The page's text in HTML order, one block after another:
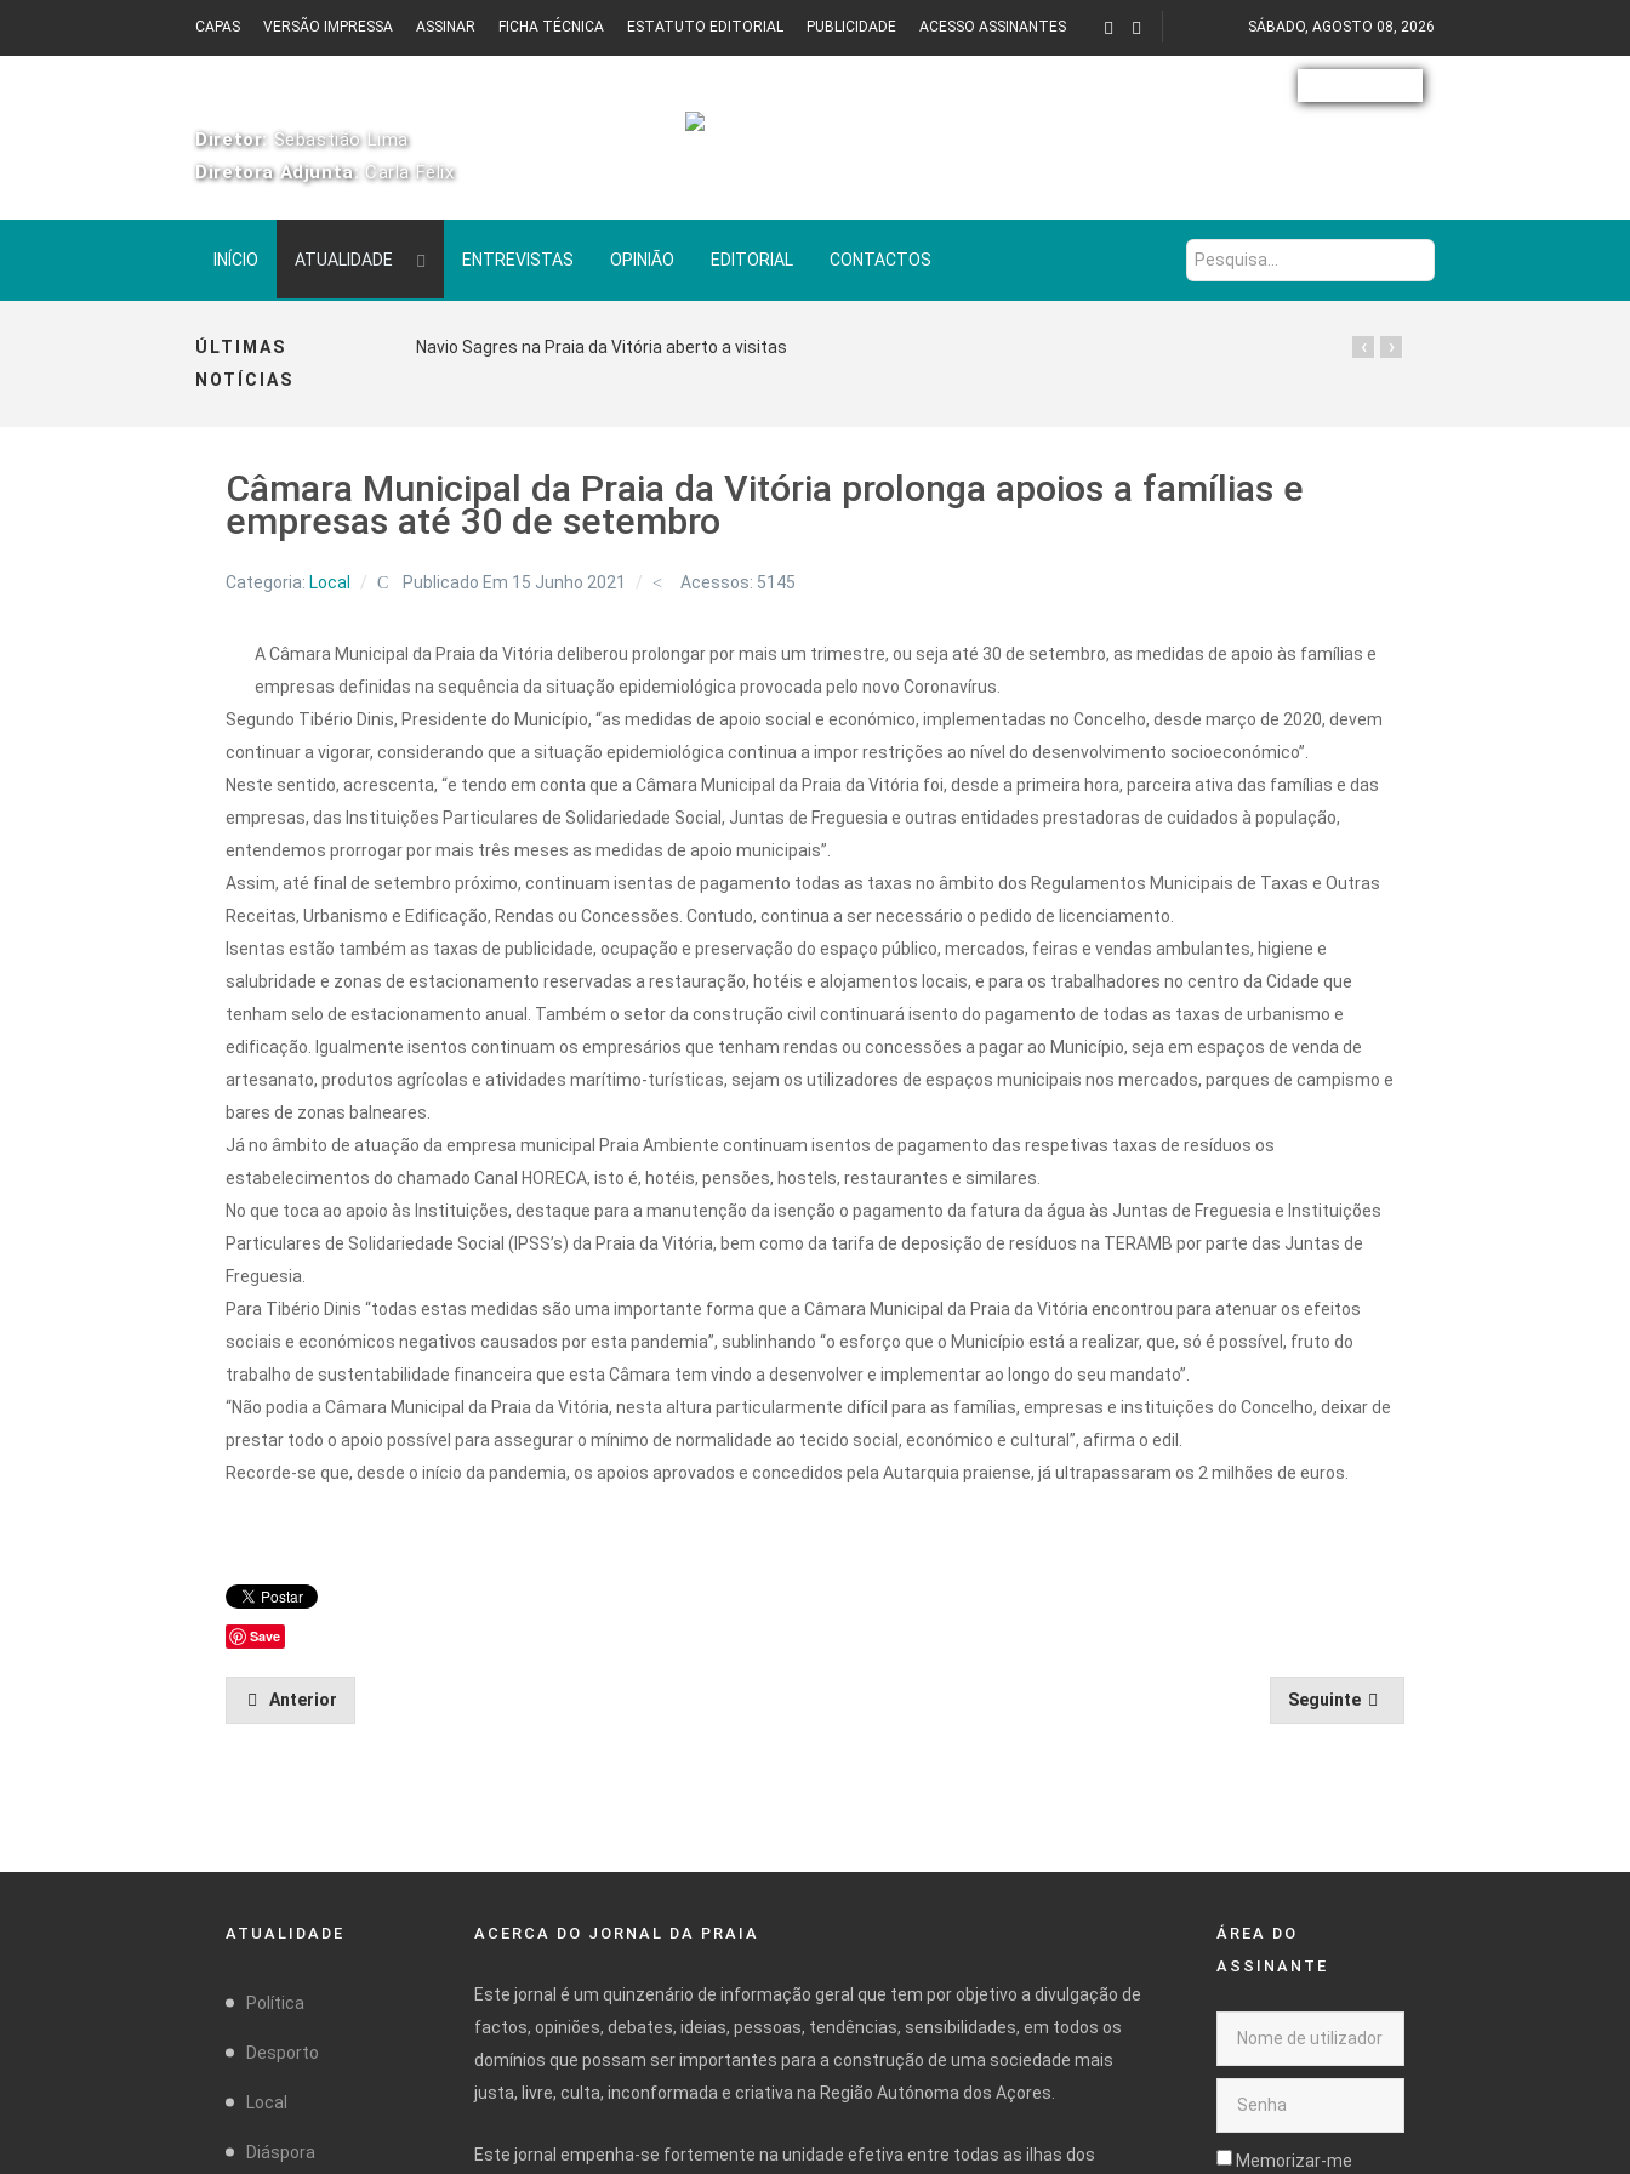
CAPAS VERSÃO IMPRESSA ASSINAR FICHA TÉCNICA ESTATUTO EDITORIAL PUBLICIDADE ACESSO ASSINANTES SÁBADO, AGOSTO 08, 2026
Diretor: Sebastião Lima
Diretora Adjunta:Carla Félix
INÍCIO ATUALIDADE ENTREVISTAS OPINIÃO EDITORIAL CONTACTOS Pesquisa...
ÚLTIMAS
NOTÍCIAS
Navio Sagres na Praia da Vitória aberto a visitas ›
‹
Câmara Municipal da Praia da Vitória prolonga apoios a famílias e
empresas até 30 de setembro
Categoria: Local Publicado Em 15 Junho 2021 Acessos: 5145
A Câmara Municipal da Praia da Vitória deliberou prolongar por mais um trimestre, ou seja até 30 de setembro, as medidas de apoio às famílias e
empresas definidas na sequência da situação epidemiológica provocada pelo novo Coronavírus.
Segundo Tibério Dinis, Presidente do Município, “as medidas de apoio social e económico, implementadas no Concelho, desde março de 2020, devem
continuar a vigorar, considerando que a situação epidemiológica continua a impor restrições ao nível do desenvolvimento socioeconómico”.
Neste sentido, acrescenta, “e tendo em conta que a Câmara Municipal da Praia da Vitória foi, desde a primeira hora, parceira ativa das famílias e das
empresas, das Instituições Particulares de Solidariedade Social, Juntas de Freguesia e outras entidades prestadoras de cuidados à população,
entendemos prorrogar por mais três meses as medidas de apoio municipais”.
Assim, até final de setembro próximo, continuam isentas de pagamento todas as taxas no âmbito dos Regulamentos Municipais de Taxas e Outras
Receitas, Urbanismo e Edificação, Rendas ou Concessões. Contudo, continua a ser necessário o pedido de licenciamento.
Isentas estão também as taxas de publicidade, ocupação e preservação do espaço público, mercados, feiras e vendas ambulantes, higiene e
salubridade e zonas de estacionamento reservadas a restauração, hotéis e alojamentos locais, e para os trabalhadores no centro da Cidade que
tenham selo de estacionamento anual. Também o setor da construção civil continuará isento do pagamento de todas as taxas de urbanismo e
edificação. Igualmente isentos continuam os empresários que tenham rendas ou concessões a pagar ao Município, seja em espaços de venda de
artesanato, produtos agrícolas e atividades marítimo-turísticas, sejam os utilizadores de espaços municipais nos mercados, parques de campismo e
bares de zonas balneares.
Já no âmbito de atuação da empresa municipal Praia Ambiente continuam isentos de pagamento das respetivas taxas de resíduos os
estabelecimentos do chamado Canal HORECA, isto é, hotéis, pensões, hostels, restaurantes e similares.
No que toca ao apoio às Instituições, destaque para a manutenção da isenção o pagamento da fatura da água às Juntas de Freguesia e Instituições
Particulares de Solidariedade Social (IPSS’s) da Praia da Vitória, bem como da tarifa de deposição de resíduos na TERAMB por parte das Juntas de
Freguesia.
Para Tibério Dinis “todas estas medidas são uma importante forma que a Câmara Municipal da Praia da Vitória encontrou para atenuar os efeitos
sociais e económicos negativos causados por esta pandemia”, sublinhando “o esforço que o Município está a realizar, que, só é possível, fruto do
trabalho de sustentabilidade financeira que esta Câmara tem vindo a desenvolver e implementar ao longo do seu mandato”.
“Não podia a Câmara Municipal da Praia da Vitória, nesta altura particularmente difícil para as famílias, empresas e instituições do Concelho, deixar de
prestar todo o apoio possível para assegurar o mínimo de normalidade ao tecido social, económico e cultural”, afirma o edil.
Recorde-se que, desde o início da pandemia, os apoios aprovados e concedidos pela Autarquia praiense, já ultrapassaram os 2 milhões de euros.
Save
Anterior Seguinte
ATUALIDADE
Política
Desporto
Local
Diáspora
ACERCA DO JORNAL DA PRAIA
Este jornal é um quinzenário de informação geral que tem por objetivo a divulgação de
factos, opiniões, debates, ideias, pessoas, tendências, sensibilidades, em todos os
domínios que possam ser importantes para a construção de uma sociedade mais
justa, livre, culta, inconformada e criativa na Região Autónoma dos Açores.
Este jornal empenha-se fortemente na unidade efetiva entre todas as ilhas dos
ÁREA DO
ASSINANTE
Memorizar-me